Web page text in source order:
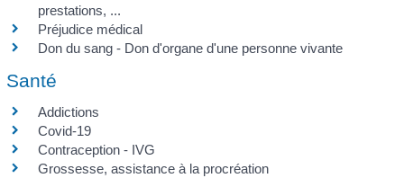
prestations, ...
Préjudice médical
Don du sang - Don d'organe d'une personne vivante
Santé
Addictions
Covid-19
Contraception - IVG
Grossesse, assistance à la procréation